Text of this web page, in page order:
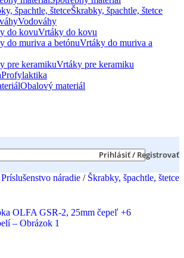
Škrabky, špachtle, štetce
Vodováhy
Vrtáky do kovu
Vrtáky do muriva a
Vrtáky pre keramiku
Profylaktika
Obalový materiál
Prihlásiť / Registrovať
Príslušenstvo náradie / Škrabky, špachtle, štetce